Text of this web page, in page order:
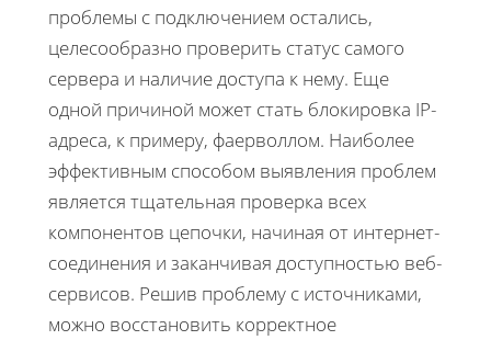
проблемы с подключением остались,
целесообразно проверить статус самого
сервера и наличие доступа к нему. Еще
одной причиной может стать блокировка IP-
адреса, к примеру, фаерволлом. Наиболее
эффективным способом выявления проблем
является тщательная проверка всех
компонентов цепочки, начиная от интернет-
соединения и заканчивая доступностью веб-
сервисов. Решив проблему с источниками,
можно восстановить корректное